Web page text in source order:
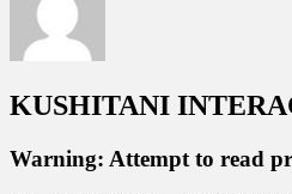
KUSHITANI
Warning: Attempt to read